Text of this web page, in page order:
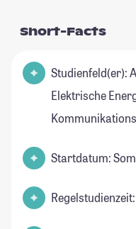
Short-Facts
Studienfeld(er):
Elektrische
Startdatum: